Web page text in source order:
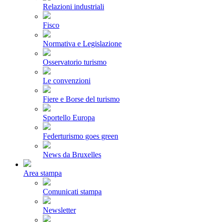
Relazioni industriali
Fisco
Normativa e Legislazione
Osservatorio turismo
Le convenzioni
Fiere e Borse del turismo
Sportello Europa
Federturismo goes green
News da Bruxelles
Area stampa
Comunicati stampa
Newsletter